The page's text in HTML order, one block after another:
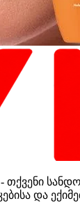
თქვენი
და